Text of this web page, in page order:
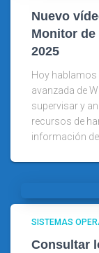
Nuevo
Monitor
2025
Hoy hablamos
avanzada de
supervisar y
recursos de
información
SISTEMAS
Consultar